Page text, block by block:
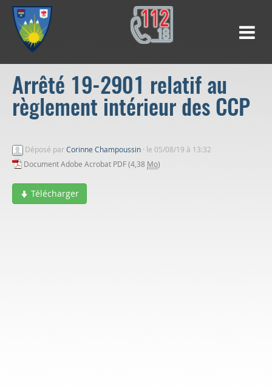
Arrêté 19-2901 relatif au
règlement intérieur des CCP
Déposé parCorinne Champoussin · le 05/08/19 à 13:32
Document Adobe Acrobat PDF (4,38 Mo)
Télécharger